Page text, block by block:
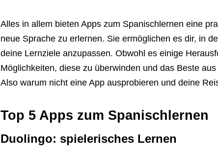
Alles in allem bieten Apps zum Spanischlernen eine
neue Sprache zu erlernen. Sie ermöglichen es dir, in
deine Lernziele anzupassen. Obwohl es einige
Möglichkeiten, diese zu überwinden und das Beste
Also warum nicht eine App ausprobieren und deine
Top 5 Apps zum Spanischlernen
Duolingo: spielerisches Lernen